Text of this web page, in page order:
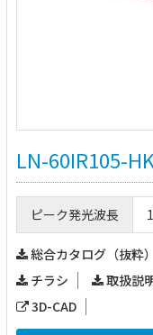
LN-60IR105-
ピーク発光波長
総合カタログ（抜粋）
チラシ
取扱説
3D-CAD